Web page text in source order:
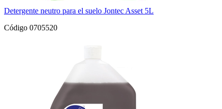
Detergente neutro para el suelo Jontec Asset 5L
Código 0705520